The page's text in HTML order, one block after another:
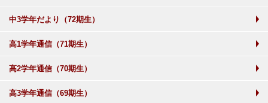
中3学年だより（72期生）
高1学年通信（71期生）
高2学年通信（70期生）
高3学年通信（69期生）